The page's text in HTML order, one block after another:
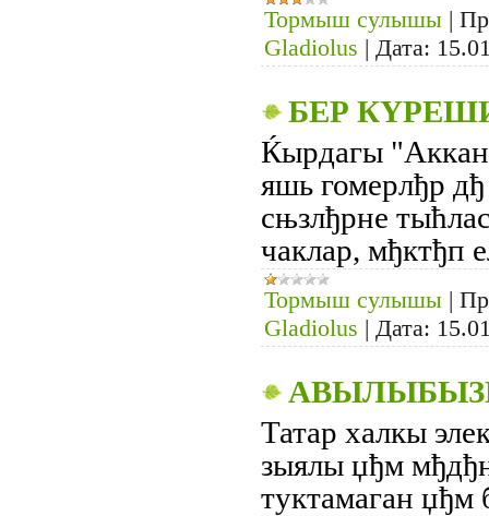
Тормыш сулышы |
Gladiolus | Дата:
БЕР
Ќырдагы
яшь гомерлђр
сњзлђрне
чаклар, мђктђп
Тормыш сулышы |
Gladiolus | Дата:
Татар халкы
зыялы џђм
туктамаган џђм